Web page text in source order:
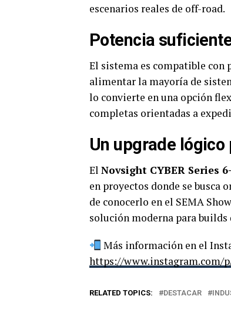
escenarios reales de off-road.
Potencia
El sistema es compatible con
alimentar la mayoría de
lo convierte en una opción
completas orientadas a
Un upgrade
El Novsight CYBER Series
en proyectos donde se busca
de conocerlo en el SEMA
solución moderna para
Más información en el
https://www.instagram.com/
RELATED TOPICS: DESTACAR